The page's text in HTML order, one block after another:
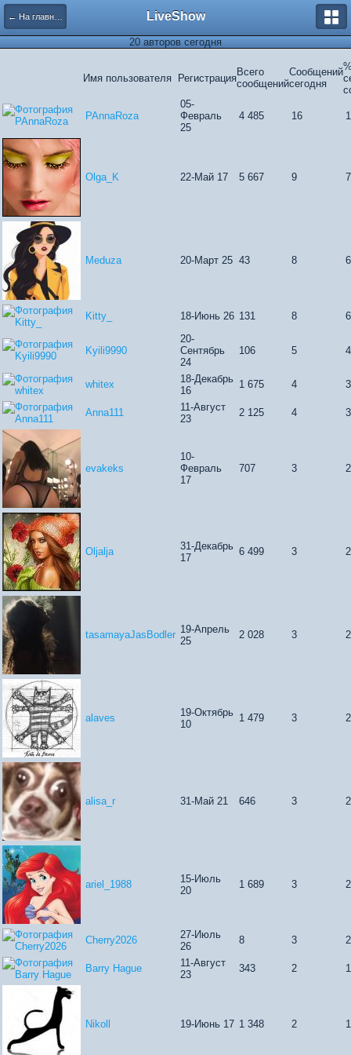
← На главную LiveShow
20 авторов сегодня
Имя пользователя Регистрация
Всего
сообщений
Сообщений
сегодня
PAnnaRoza
05-
Февраль
25
4 485 16
Olga_K 22-Май 17 5 667 9
Meduza 20-Март 25 43 8
Kitty_ 18-Июнь 26 131 8
Kyili9990
20-
Сентябрь
24
106 5
whitex
18-Декабрь
16
1 675 4
Anna111
11-Август
23
2 125 4
evakeks
10-
Февраль
17
707 3
Oljalja
31-Декабрь
17
6 499 3
tasamayaJasBodler 19-Апрель
25
2 028 3
alaves
19-Октябрь
10
1 479 3
alisa_r 31-Май 21 646 3
ariel_1988
15-Июль
20
1 689 3
Cherry2026
27-Июль
26
8 3
Barry Hague
11-Август
23
343 2
Nikoll 19-Июнь 17 1 348 2